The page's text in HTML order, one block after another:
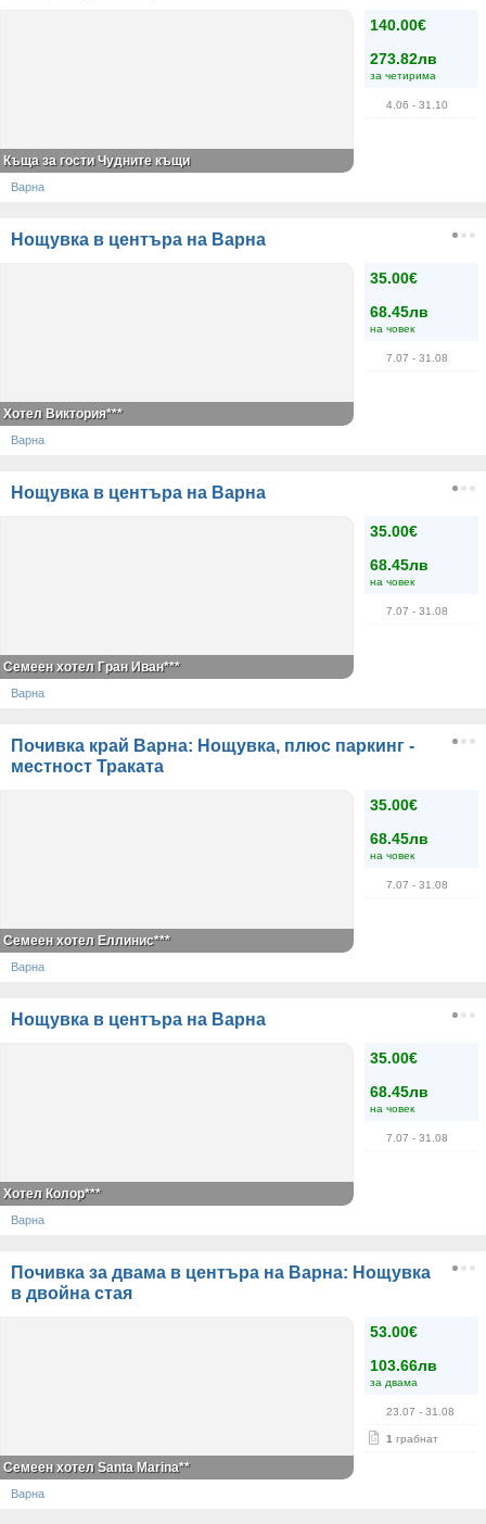
140.00€
273.82лв
за четирима
4.06 - 31.10
Къща за гости Чудните къщи
Варна
Нощувка в центъра на Варна
35.00€
68.45лв
на човек
7.07 - 31.08
Хотел Виктория***
Варна
Нощувка в центъра на Варна
35.00€
68.45лв
на човек
7.07 - 31.08
Семеен хотел Гран Иван***
Варна
Почивка край Варна: Нощувка, плюс паркинг -
местност Траката
35.00€
68.45лв
на човек
7.07 - 31.08
Семеен хотел Еллинис***
Варна
Нощувка в центъра на Варна
35.00€
68.45лв
на човек
7.07 - 31.08
Хотел Колор***
Варна
Почивка за двама в центъра на Варна: Нощувка
в двойна стая
53.00€
103.66лв
за двама
23.07 - 31.08
1 грабнат
Семеен хотел Santa Marina**
Варна